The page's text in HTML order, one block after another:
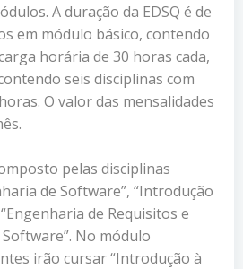
A duração da EDSQ é de
em módulo básico, contendo
horária de 30 horas cada,
seis disciplinas com
O valor das mensalidades
pelas disciplinas
de Software”, “Introdução
de Requisitos e
No módulo
irão cursar “Introdução à